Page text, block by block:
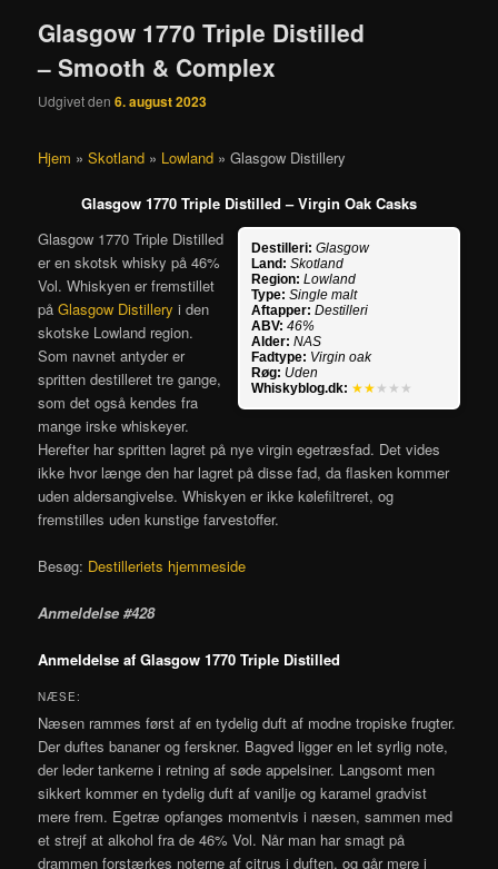
Glasgow 1770 Triple Distilled
– Smooth & Complex
Udgivet den6. august 2023
Hjem »Skotland » Lowland »Glasgow Distillery
Glasgow 1770 Triple Distilled – Virgin Oak Casks
Destilleri: Glasgow
Land: Skotland
Region: Lowland
Type: Single malt
Aftapper: Destilleri
ABV: 46%
Alder: NAS
Fadtype: Virgin oak
Røg: Uden
Whiskyblog.dk: ★★ ★★★
Glasgow 1770 Triple Distilled
er en skotsk whisky på 46%
Vol. Whiskyen er fremstillet
påGlasgow Distillery i den
skotske Lowland region.
Som navnet antyder er
spritten destilleret tre gange,
som det også kendes fra
mange irske whiskeyer.
Herefter har spritten lagret på nye virgin egetræsfad. Det vides
ikke hvor længe den har lagret på disse fad, da flasken kommer
uden aldersangivelse. Whiskyen er ikke kølefiltreret, og
fremstilles uden kunstige farvestoffer.
Besøg: Destilleriets hjemmeside
Anmeldelse #428
Anmeldelse af Glasgow 1770 Triple Distilled
NÆSE:
Næsen rammes først af en tydelig duft af modne tropiske frugter.
Der duftes bananer og ferskner. Bagved ligger en let syrlig note,
der leder tankerne i retning af søde appelsiner. Langsomt men
sikkert kommer en tydelig duft af vanilje og karamel gradvist
mere frem. Egetræ opfanges momentvis i næsen, sammen med
et strejf at alkohol fra de 46% Vol. Når man har smagt på
drammen forstærkes noterne af citrus i duften, og går mere i